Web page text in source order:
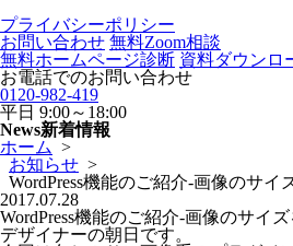
プライバシーポリシー
お問い合わせ 無料Zoom相談
無料ホームページ診断 資料ダウンロ
お電話でのお問い合わせ
0120-982-419
平日 9:00～18:00
News新着情報
ホーム >
お知らせ >
WordPress機能のご紹介-画像のサイ
2017.07.28
WordPress機能のご紹介-画像のサイ
デザイナーの朝日です。